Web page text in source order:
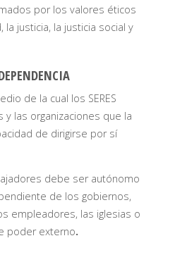
por los valores éticos
justicia, la justicia social y
de la cual los SERES
y las organizaciones que la
de dirigirse por sí
debe ser autónomo
de los gobiernos,
empleadores, las iglesias o
poder externo.